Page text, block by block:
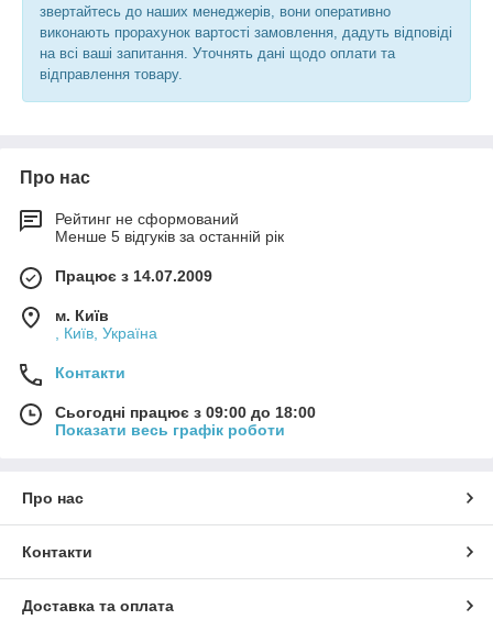
звертайтесь до наших менеджерів, вони оперативно
виконають прорахунок вартості замовлення, дадуть відповіді
на всі ваші запитання. Уточнять дані щодо оплати та
відправлення товару.
Про нас
Рейтинг не сформований
Менше 5 відгуків за останній рік
Працює з 14.07.2009
м. Київ
, Київ, Україна
Контакти
Сьогодні працює з 09:00 до 18:00
Показати весь графік роботи
Про нас
Контакти
Доставка та оплата